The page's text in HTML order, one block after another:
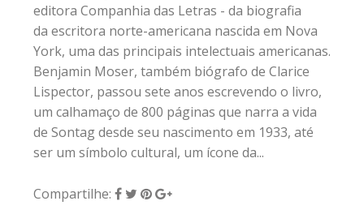
editora Companhia das Letras - da biografia
da escritora norte-americana nascida em Nova
York, uma das principais intelectuais americanas.
Benjamin Moser, também biógrafo de Clarice
Lispector, passou sete anos escrevendo o livro,
um calhamaço de 800 páginas que narra a vida
de Sontag desde seu nascimento em 1933, até
ser um símbolo cultural, um ícone da...
Compartilhe: